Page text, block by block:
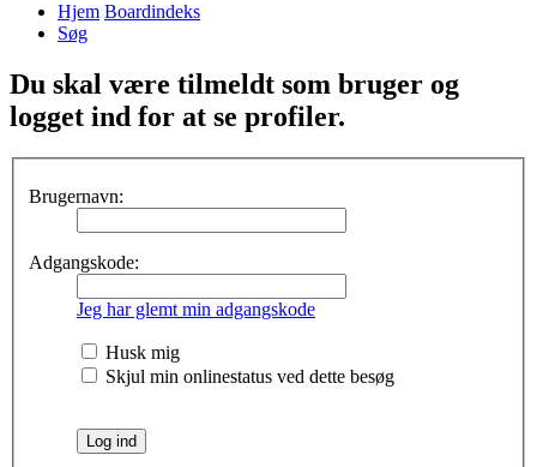
Hjem Boardindeks
Søg
Du skal være tilmeldt som bruger og
logget ind for at se profiler.
Brugernavn:
Adgangskode:
Jeg har glemt min adgangskode
Husk mig
Skjul min onlinestatus ved dette besøg